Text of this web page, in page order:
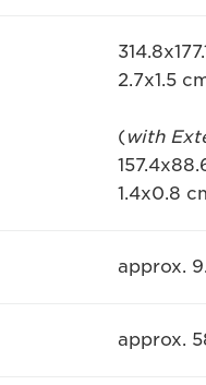
2.7x1.5
(with
1.4x0.8
approx.
approx.